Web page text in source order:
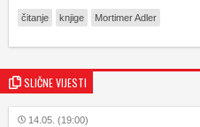
čitanje knjige Mortimer Adler
SLIČNE VIJESTI
14.05. (19:00)